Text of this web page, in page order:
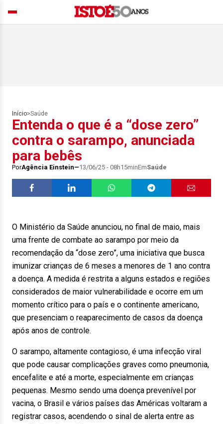
Início>Saúde
Entenda o que é a “dose zero”
contra o sarampo, anunciada
para bebês
PorAgência Einstein 13/06/25 - 08h15minEmSaúde
O Ministério da Saúde anunciou, no final de maio, mais
uma frente de combate ao sarampo por meio da
recomendação da “dose zero”, uma iniciativa que busca
imunizar crianças de 6 meses a menores de 1 ano contra
a doença. A medida é restrita a alguns estados e regiões
considerados de maior vulnerabilidade e ocorre em um
momento crítico para o país e o continente americano,
que presenciam o reaparecimento de casos da doença
após anos de controle.
O sarampo, altamente contagioso, é uma infecção viral
que pode causar complicações graves como pneumonia,
encefalite e até a morte, especialmente em crianças
pequenas. Mesmo sendo uma doença prevenível por
vacina, o Brasil e vários países das Américas voltaram a
registrar casos, acendendo o sinal de alerta entre as